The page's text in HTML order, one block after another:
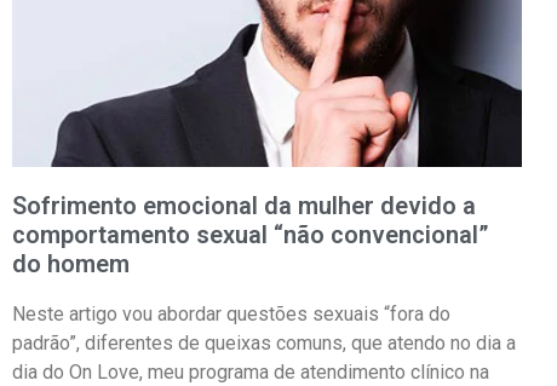
Sofrimento emocional da mulher devido a
comportamento sexual “não convencional”
do homem
Neste artigo vou abordar questões sexuais “fora do
padrão”, diferentes de queixas comuns, que atendo no dia a
dia do On Love, meu programa de atendimento clínico na